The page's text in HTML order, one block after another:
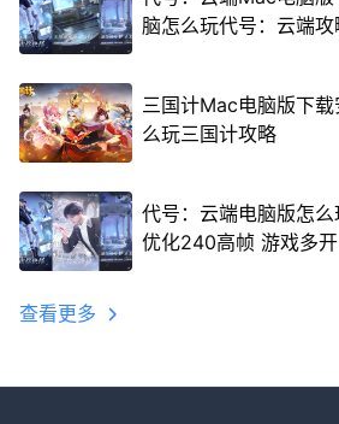
脑怎么玩代号：云端攻
三国计Mac电脑版下
么玩三国计攻略
代号：云端电脑版怎
优化240高帧 游戏多
查看更多